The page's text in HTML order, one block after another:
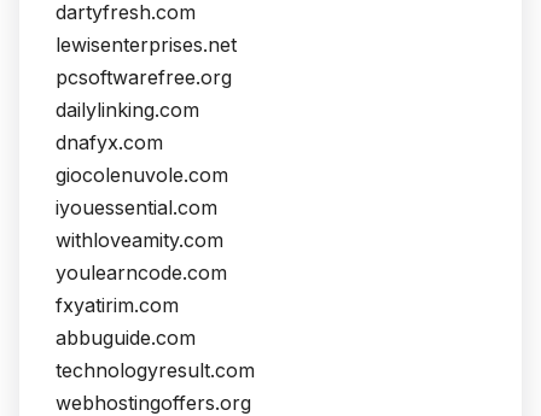
dartyfresh.com
lewisenterprises.net
pcsoftwarefree.org
dailylinking.com
dnafyx.com
giocolenuvole.com
iyouessential.com
withloveamity.com
youlearncode.com
fxyatirim.com
abbuguide.com
technologyresult.com
webhostingoffers.org